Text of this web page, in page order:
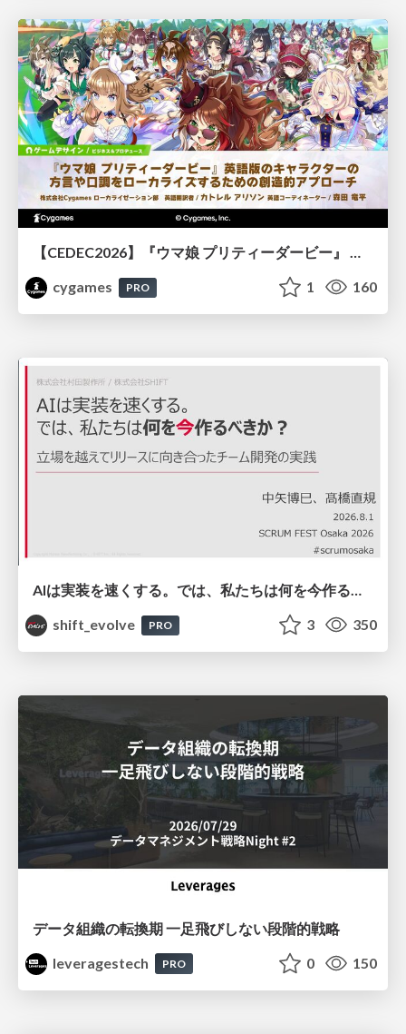
【CEDEC2026】『ウマ娘 プリティーダービー』 英語版のキャラクターの方言や口調をローカライズするための創造的アプローチ
cygames
PRO 1 160
AIは実装を速くする。では、私たちは何を今作るべきか？－立場を越えてリリースに向き合ったチーム開発の実践 / 20260801 Hiromi Nakaya and Naoki Takahashi
shift_evolve
PRO 3 350
データ組織の転換期 一足飛びしない段階的戦略
leveragestech
PRO 0 150